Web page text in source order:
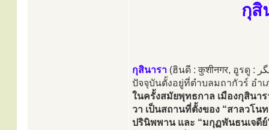
กุสิ
กุสินารา
ปัจจุบันตั้งอยู่ที่ตำบลมถากัวร์ อำเ
ในครั้งสมัยพุทธกาล เมืองกุสินา
วา เป็นสถานที่ตั้งของ “สาลวโน
ปรินิพพาน และ “มกุฏพันธนเจดี